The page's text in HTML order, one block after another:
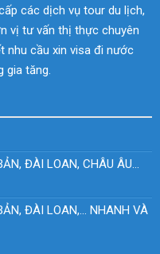
các dịch vụ tour du lịch,
vị tư vấn thị thực chuyên
nhu cầu xin visa đi nước
gia tăng.
ĐÀI LOAN, CHÂU ÂU…
ĐÀI LOAN,… NHANH VÀ